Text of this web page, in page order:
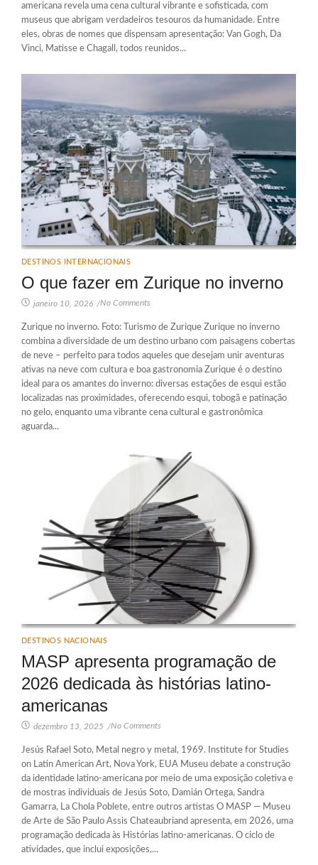
americana revela uma cena cultural vibrante e sofisticada, com
museus que abrigam verdadeiros tesouros da humanidade. Entre
eles, obras de nomes que dispensam apresentação: Van Gogh, Da
Vinci, Matisse e Chagall, todos reunidos...
DESTINOS INTERNACIONAIS
O que fazer em Zurique no inverno
janeiro 10, 2026 /No Comments
Zurique no inverno. Foto: Turismo de Zurique Zurique no inverno
combina a diversidade de um destino urbano com paisagens cobertas
de neve – perfeito para todos aqueles que desejam unir aventuras
ativas na neve com cultura e boa gastronomia Zurique é o destino
ideal para os amantes do inverno: diversas estações de esqui estão
localizadas nas proximidades, oferecendo esqui, tobogã e patinação
no gelo, enquanto uma vibrante cena cultural e gastronômica
aguarda...
DESTINOS NACIONAIS
MASP apresenta programação de
2026 dedicada às histórias latino-
americanas
dezembro 13, 2025 /No Comments
Jesús Rafael Soto, Metal negro y metal, 1969. Institute for Studies
on Latin American Art, Nova York, EUA Museu debate a construção
da identidade latino-americana por meio de uma exposição coletiva e
de mostras individuais de Jesús Soto, Damián Ortega, Sandra
Gamarra, La Chola Poblete, entre outros artistas O MASP — Museu
de Arte de São Paulo Assis Chateaubriand apresenta, em 2026, uma
programação dedicada às Histórias latino-americanas. O ciclo de
atividades, que inclui exposições,...